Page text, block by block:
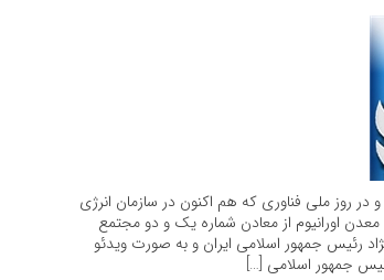
در روز ملی فناوری که هم اکنون در سازمان انرژی
اورانیوم از معادن شماره یک و دو مجتمع
رئیس جمهور اسلامی ایران و به صورت ویدئو
جمهور اسلامی […]